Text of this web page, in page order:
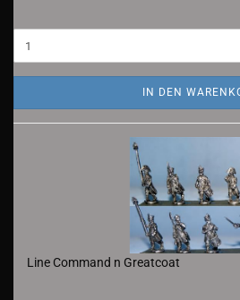
IN DEN
Line Command n Greatcoat